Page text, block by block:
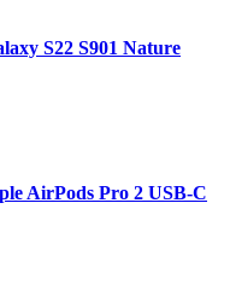
S22 S901 Nature
AirPods Pro 2 USB-C